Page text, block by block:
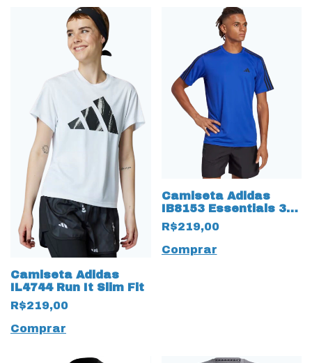
Camiseta Adidas
IL4744 Run It Slim Fit
R$219,00
Comprar
Camiseta Adidas
IB8153 Essentials 3
Listras Azul
R$219,00
Comprar